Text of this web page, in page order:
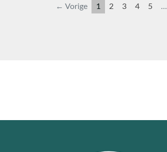
← Vorige 1 2 3 4 5 …